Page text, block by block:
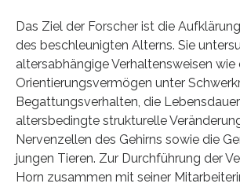
Das Ziel der Forscher ist die
des beschleunigten Alterns. Sie
altersabhängige Verhaltensweisen wie
Orientierungsvermögen unter
Begattungsverhalten, die Lebensdauer
altersbedingte strukturelle
Nervenzellen des Gehirns sowie die
jungen Tieren. Zur Durchführung der
Horn zusammen mit seiner